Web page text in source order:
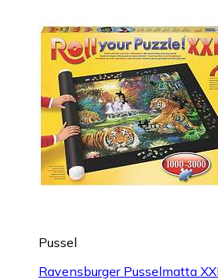
Pussel
Ravensburger Pusselmatta